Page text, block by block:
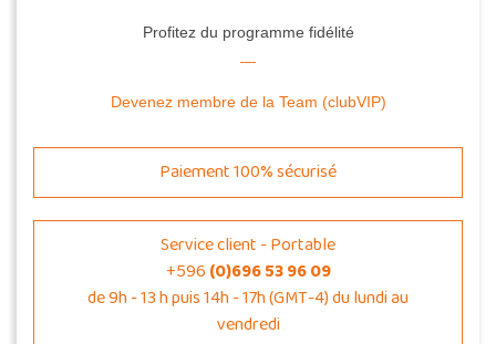
Profitez du programme fidélité
Devenez membre de la Team (clubVIP)
Paiement 100% sécurisé
Service client - Portable
+596 (0)696 53 96 09
de 9h - 13 h puis 14h - 17h (GMT-4) du lundi au
vendredi